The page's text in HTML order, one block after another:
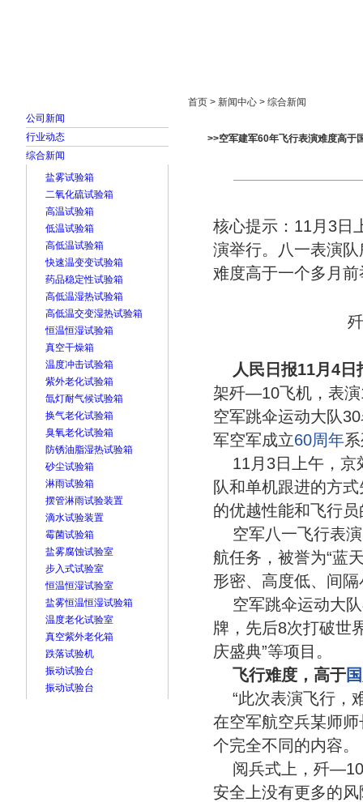
公司新闻
行业动态
综合新闻
盐雾试验箱
二氧化硫试验箱
高温试验箱
低温试验箱
高低温试验箱
快速温变变试验箱
药品稳定性试验箱
高低温湿热试验箱
高低温交变湿热试验箱
恒温恒湿试验箱
真空干燥箱
温度冲击试验箱
紫外老化试验箱
氙灯耐气候试验箱
换气老化试验箱
臭氧老化试验箱
防锈油脂湿热试验箱
砂尘试验箱
淋雨试验箱
摆管淋雨试验装置
滴水试验装置
霉菌试验箱
盐雾腐蚀试验室
步入式试验室
恒温恒湿试验室
盐雾恒温恒湿试验箱
温度老化试验室
真空紫外老化箱
跌落试验机
振动试验台
振动试验台
首页 > 新闻中心 > 综合新闻
>>空军建军60年飞行表演难度高于
核心提示：11月3日
演举行。八一表演
难度高于一个多月
人民日报11月4日
架歼—10飞机，表
空军跳伞运动大队
军空军成立60周年
11月3日上午，
队和单机跟进的方
的优越性能和飞行
空军八一飞行表
航任务，被誉为“蓝
形密、高度低、间
空军跳伞运动大
牌，先后8次打破世
庆盛典”等项目。
飞行难度，高于
“此次表演飞行，
在空军航空兵某师
个完全不同的内容。
阅兵式上，歼
安全上没有更多的